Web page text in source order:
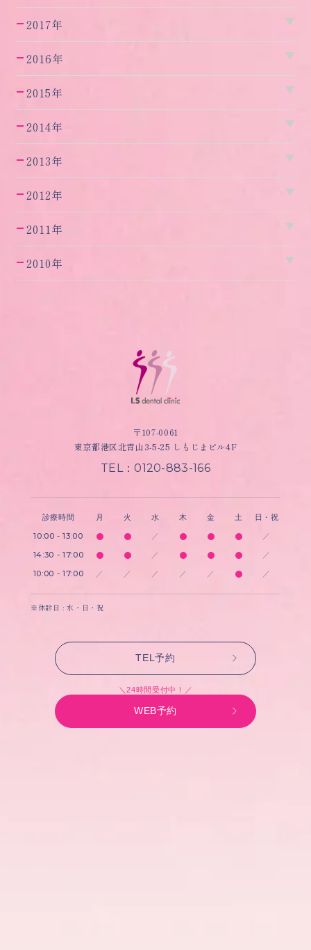
2017年
2016年
2015年
2014年
2013年
2012年
2011年
2010年
〒107-0061
東京都港区北青山3-5-25 しもじまビル4F
TEL：0120-883-166
診療時間 月 火 水 木 金 土 日・祝
10:00 - 13:00 ／ ／
14:30 - 17:00 ／ ／
10:00 - 17:00 ／ ／ ／ ／ ／ ／
※休診日 : 水・日・祝
TEL予約
＼24時間受付中！／
WEB予約